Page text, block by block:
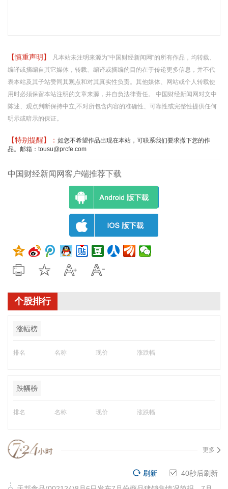
【慎重声明】
凡本站未注明来源为"中国财经新闻网"的所有作品，均转载、
编译或摘编自其它媒体，转载、编译或摘编的目的在于传递更多信息，并不代
表本站及其子站赞同其观点和对其真实性负责。其他媒体、网站或个人转载使
用时必须保留本站注明的文章来源，并自负法律责任。 中国财经新闻网对文中
陈述、观点判断保持中立,不对所包含内容的准确性、可靠性或完整性提供任何
明示或暗示的保证。
【特别提醒】： 如您不希望作品出现在本站，可联系我们要求撤下您的作
品。邮箱：tousu@prcfe.com
中国财经新闻网客户端推荐下载
个股排行
涨幅榜
排名 名称 现价 涨跌幅
跌幅榜
排名 名称 现价 涨跌幅
更多
40秒后刷新
刷新